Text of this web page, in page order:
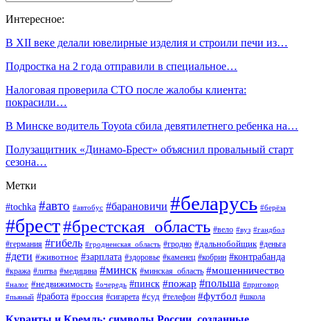
Интересное:
В XII веке делали ювелирные изделия и строили печи из…
Подростка на 2 года отправили в специальное…
Налоговая проверила СТО после жалобы клиента:
покрасили…
В Минске водитель Toyota сбила девятилетнего ребенка на…
Полузащитник «Динамо-Брест» объяснил провальный старт
сезона…
Метки
#tochka #авто #автобус #барановичи #беларусь #берёза
#брест#брестская_область #вело #вуз #гандбол
#германия #гибель #гродненская_область #гродно #дальнобойщик #деньга
#дети #животное #зарплата #здоровье #каменец #кобрин #контрабанда
#кража #литва #медицина #минск #минская_область #мошенничество
#налог #недвижимость #очередь #пинск #пожар #польша #приговор
#пьяный #работа #россия #сигарета #суд #телефон #футбол #школа